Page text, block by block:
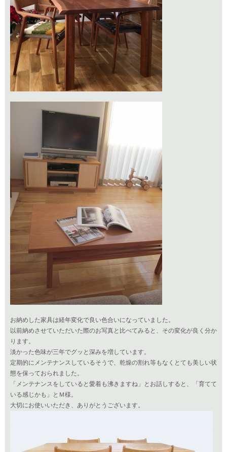
お納めした家具は経年変化で良い色合いになっていました。
以前納めさせていただいた際のお写真と比べてみると、その変化が良く分か
ります。
淡かった色味が三年でグッと深みを増しています。
定期的にメンテナンスしているそうで、乾燥の割れ等もなくとても美しい状
態を保っておられました。
「メンテナンスをしていると愛着も沸きますね」とお話しすると、「育てて
いる感じかも」とＭ様。
大切にお使いいただき、ありがとうございます。